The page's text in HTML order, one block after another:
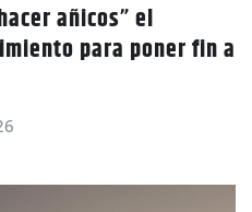
añicos” el
para poner fin a